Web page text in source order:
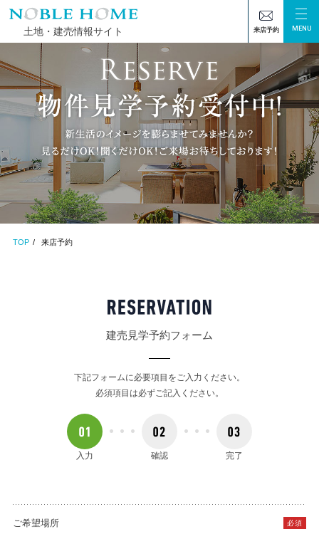
土地・建売情報サイト 来店予約 MENU
TOP 来店予約
建売見学予約フォーム
下記フォームに必要項目をご入力ください。
必須項目は必ずご記入ください。
入力 確認 完了
ご希望場所 必須